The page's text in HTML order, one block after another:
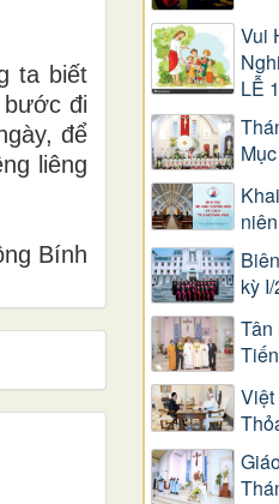
ta biết
đi
để
liêng
Bính
Vui
LỄ 1
kỳ
Tân
Việt